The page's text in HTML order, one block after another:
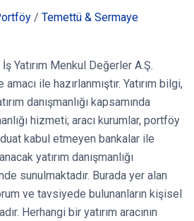
/ Temettü & Sermaye
Yatırım Menkul Değerler A.Ş.
ile hazırlanmıştır. Yatırım bilgi,
danışmanlığı kapsamında
hizmeti; aracı kurumlar, portföy
kabul etmeyen bankalar ile
yatırım danışmanlığı
sunulmaktadır. Burada yer alan
ve tavsiyede bulunanların kişisel
Herhangi bir yatırım aracının